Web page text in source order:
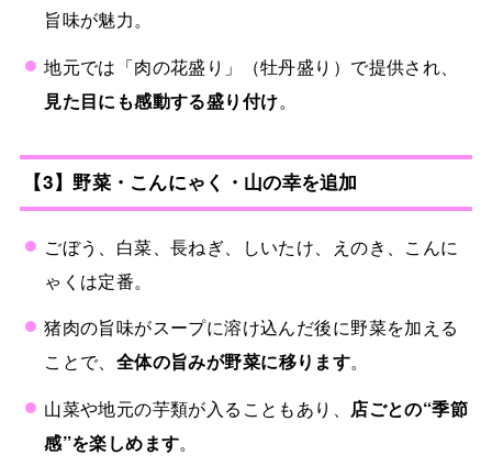
旨味が魅力。
地元では「肉の花盛り」（牡丹盛り）で提供され、
見た目にも感動する盛り付け。
【3】野菜・こんにゃく・山の幸を追加
ごぼう、白菜、長ねぎ、しいたけ、えのき、こんに
ゃくは定番。
猪肉の旨味がスープに溶け込んだ後に野菜を加える
ことで、 全体の旨みが野菜に移ります。
山菜や地元の芋類が入ることもあり、 店ごとの“季節
感”を楽しめます。